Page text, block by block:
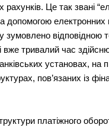
Це так звані
допомогою
зумовлено відповідною
тривалий час
установах, на
пов’язаних із
платіжного